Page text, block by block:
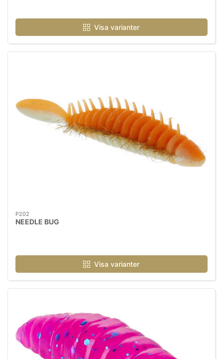
Visa varianter
P202
NEEDLE BUG
Visa varianter